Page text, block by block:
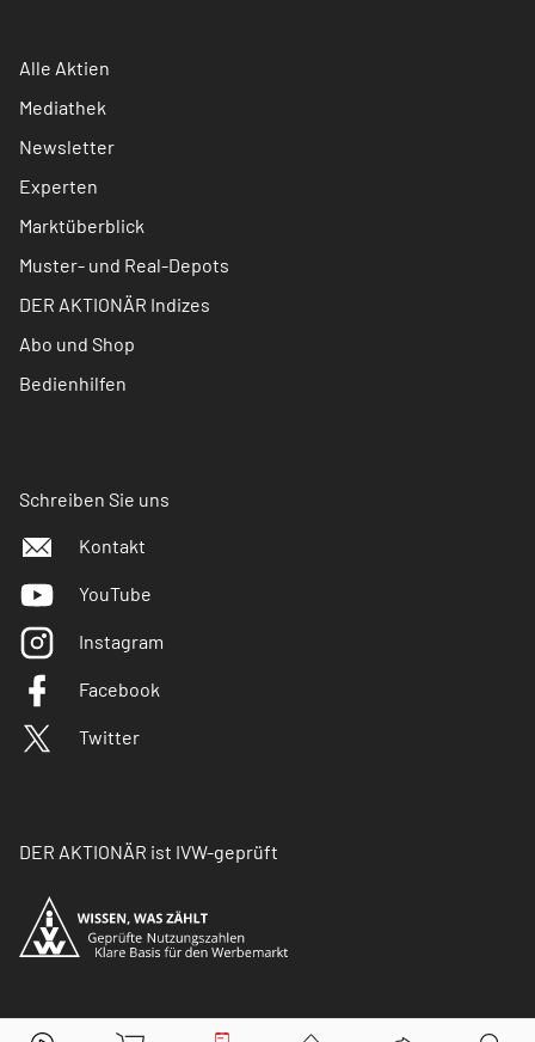
Alle Aktien
Mediathek
Newsletter
Experten
Marktüberblick
Muster- und Real-Depots
DER AKTIONÄR Indizes
Abo und Shop
Bedienhilfen
Schreiben Sie uns
Kontakt
YouTube
Instagram
Facebook
Twitter
DER AKTIONÄR ist IVW-geprüft